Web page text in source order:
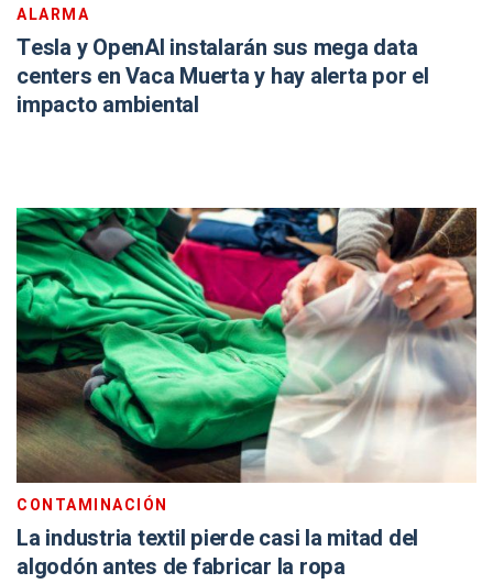
ALARMA
Tesla y OpenAI instalarán sus mega data
centers en Vaca Muerta y hay alerta por el
impacto ambiental
CONTAMINACIÓN
La industria textil pierde casi la mitad del
algodón antes de fabricar la ropa